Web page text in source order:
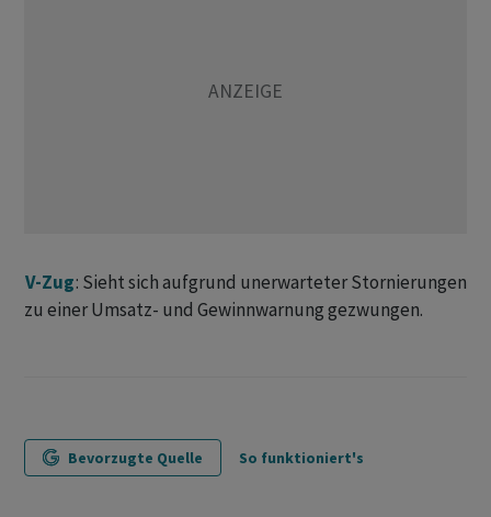
V-Zug: Sieht sich aufgrund unerwarteter Stornierungen
zu einer Umsatz- und Gewinnwarnung gezwungen.
Bevorzugte Quelle So funktioniert's